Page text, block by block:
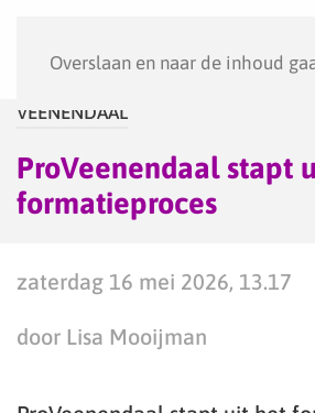
Overslaan en naar de inhoud
VEENENDAAL
ProVeenendaal stapt
formatieproces
zaterdag 16 mei 2026, 13.17
door Lisa Mooijman